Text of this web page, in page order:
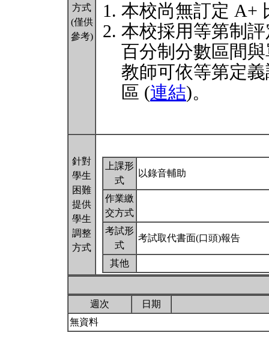
方式
(僅供
參考)
本校尚無訂定 A+
本校採用等第制
百分制分數區間
教師可依等第定
區 (連結)。
針對
學生
困難
提供
學生
調整
方式
上課形
式
以錄音輔助
作業繳
交方式
考試形
式
考試取代書面(口頭)報告
其他
週次
日期
無資料